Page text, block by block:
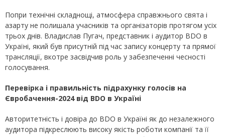
Попри технічні складнощі, атмосфера справжнього свята і
азарту не полишала учасників та організаторів протягом усіх
трьох днів. Владислав Пугач, представник і аудитор BDO в
Україні, який був присутній під час запису концерту та прямої
трансляції, вкотре засвідчив роль у забезпеченні чесності
голосування.
Перевірка і правильність підрахунку голосів на
Євробачення-2024 від BDO в Україні
Авторитетність і довіра до BDO в Україні як до незалежного
аудитора підкреслюють високу якість роботи компанії та її